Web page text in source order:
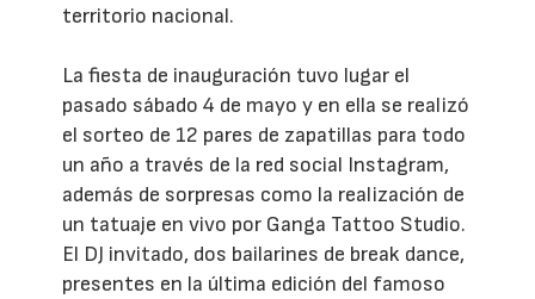
territorio nacional.
La fiesta de inauguración tuvo lugar el
pasado sábado 4 de mayo y en ella se realizó
el sorteo de 12 pares de zapatillas para todo
un año a través de la red social Instagram,
además de sorpresas como la realización de
un tatuaje en vivo por Ganga Tattoo Studio.
El DJ invitado, dos bailarines de break dance,
presentes en la última edición del famoso